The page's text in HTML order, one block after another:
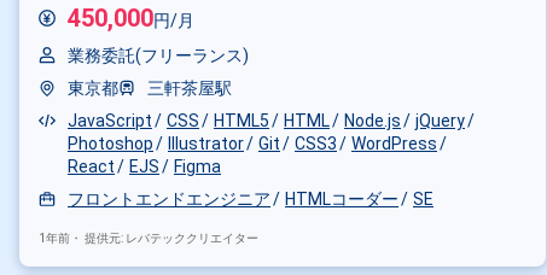
450,000円/月
業務委託(フリーランス)
東京都
三軒茶屋駅
JavaScript
CSS HTML5 HTML Node.js
jQuery
Photoshop
Illustrator Git CSS3
WordPress
React
EJS
Figma
フロントエンドエンジニア
HTMLコーダー SE
1年前・ 提供元: レバテッククリエイター
掛け合わせ条件で絞り込む